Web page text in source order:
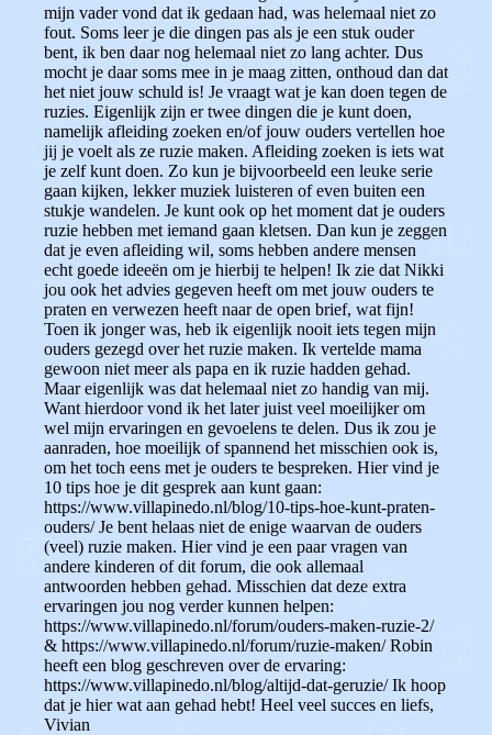
mijn vader vond dat ik gedaan had, was helemaal niet zo
fout. Soms leer je die dingen pas als je een stuk ouder
bent, ik ben daar nog helemaal niet zo lang achter. Dus
mocht je daar soms mee in je maag zitten, onthoud dan dat
het niet jouw schuld is! Je vraagt wat je kan doen tegen de
ruzies. Eigenlijk zijn er twee dingen die je kunt doen,
namelijk afleiding zoeken en/of jouw ouders vertellen hoe
jij je voelt als ze ruzie maken. Afleiding zoeken is iets wat
je zelf kunt doen. Zo kun je bijvoorbeeld een leuke serie
gaan kijken, lekker muziek luisteren of even buiten een
stukje wandelen. Je kunt ook op het moment dat je ouders
ruzie hebben met iemand gaan kletsen. Dan kun je zeggen
dat je even afleiding wil, soms hebben andere mensen
echt goede ideeën om je hierbij te helpen! Ik zie dat Nikki
jou ook het advies gegeven heeft om met jouw ouders te
praten en verwezen heeft naar de open brief, wat fijn!
Toen ik jonger was, heb ik eigenlijk nooit iets tegen mijn
ouders gezegd over het ruzie maken. Ik vertelde mama
gewoon niet meer als papa en ik ruzie hadden gehad.
Maar eigenlijk was dat helemaal niet zo handig van mij.
Want hierdoor vond ik het later juist veel moeilijker om
wel mijn ervaringen en gevoelens te delen. Dus ik zou je
aanraden, hoe moeilijk of spannend het misschien ook is,
om het toch eens met je ouders te bespreken. Hier vind je
10 tips hoe je dit gesprek aan kunt gaan:
https://www.villapinedo.nl/blog/10-tips-hoe-kunt-praten-
ouders/ Je bent helaas niet de enige waarvan de ouders
(veel) ruzie maken. Hier vind je een paar vragen van
andere kinderen of dit forum, die ook allemaal
antwoorden hebben gehad. Misschien dat deze extra
ervaringen jou nog verder kunnen helpen:
https://www.villapinedo.nl/forum/ouders-maken-ruzie-2/
& https://www.villapinedo.nl/forum/ruzie-maken/ Robin
heeft een blog geschreven over de ervaring:
https://www.villapinedo.nl/blog/altijd-dat-geruzie/ Ik hoop
dat je hier wat aan gehad hebt! Heel veel succes en liefs,
Vivian